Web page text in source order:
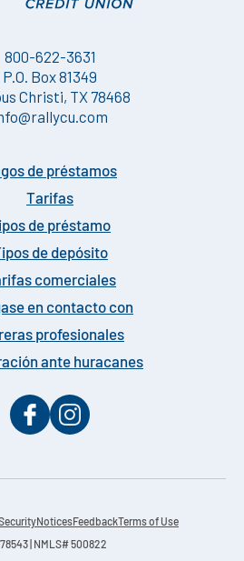
800-622-3631
P.O. Box 81349
Christi, TX 78468
de préstamos
Tarifas
de préstamo
de depósito
comerciales
en contacto con
profesionales
ante huracanes
NoticesFeedback Terms of Use
| NMLS# 500822